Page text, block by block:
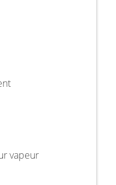
vapeur